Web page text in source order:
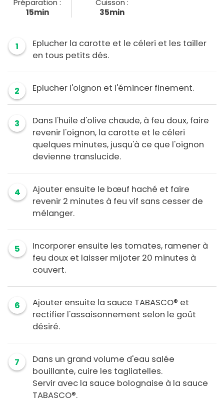
Préparation :
15min
Cuisson :
35min
1
Eplucher la carotte et le céleri et les tailler
en tous petits dés.
2 Eplucher l'oignon et l'émincer finement.
3
Dans l'huile d'olive chaude, à feu doux, faire
revenir l'oignon, la carotte et le céleri
quelques minutes, jusqu'à ce que l'oignon
devienne translucide.
4
Ajouter ensuite le bœuf haché et faire
revenir 2 minutes à feu vif sans cesser de
mélanger.
5
Incorporer ensuite les tomates, ramener à
feu doux et laisser mijoter 20 minutes à
couvert.
6
Ajouter ensuite la sauce TABASCO® et
rectifier l'assaisonnement selon le goût
désiré.
7
Dans un grand volume d'eau salée
bouillante, cuire les tagliatelles.
Servir avec la sauce bolognaise à la sauce
TABASCO®.